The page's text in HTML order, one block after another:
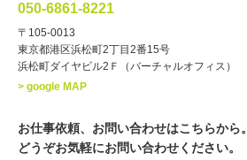
・年齢
・出身地 北海道 東北
その他
050-6861-8221
〒105-0013
東京都港区浜松町2丁目2番15号
浜松町ダイヤビル2Ｆ（バーチャルオフィス）
> google MAP
お仕事依頼、お問い合わせはこちらから。
どうぞお気軽にお問い合わせください。